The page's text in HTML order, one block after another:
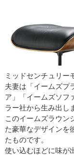
ミッドセンチュリー
夫妻は「イームズプ
ア」「イームズソフ
ラー社から生み出し
このイームズラウン
た豪華なデザインを
たものです。
使い込むほどに味が